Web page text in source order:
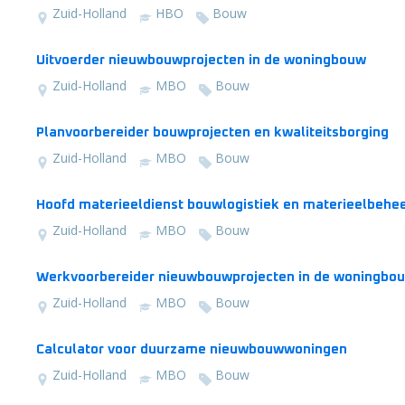
Zuid-Holland HBO Bouw
Uitvoerder nieuwbouwprojecten in de woningbouw
Zuid-Holland MBO Bouw
Planvoorbereider bouwprojecten en kwaliteitsborging
Zuid-Holland MBO Bouw
Hoofd materieeldienst bouwlogistiek en
Zuid-Holland MBO Bouw
Werkvoorbereider nieuwbouwprojecten in de
Zuid-Holland MBO Bouw
Calculator voor duurzame nieuwbouwwoningen
Zuid-Holland MBO Bouw